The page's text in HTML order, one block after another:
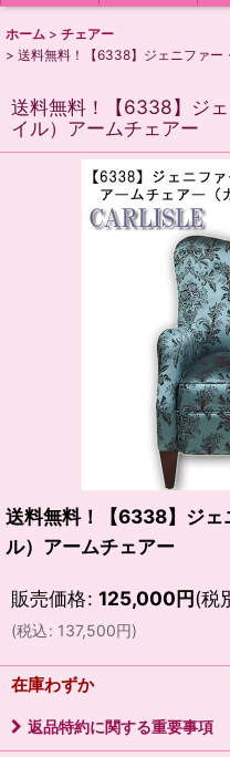
ホーム > チェアー
> 送料無料！【6338】ジェニファ
送料無料！【6338】ジ
イル）アームチェアー
送料無料！【6338】ジェ
ル）アームチェアー
販売価格: 125,000円(税
(税込: 137,500円)
在庫わずか
返品特約に関する重要事項